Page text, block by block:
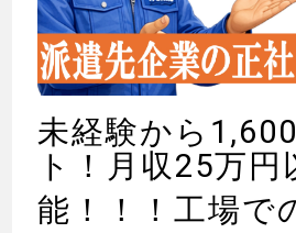
未経験から
ト！月収25万円
能！！！工場で